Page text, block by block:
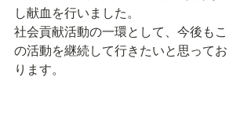
し献血を行いました。
社会貢献活動の一環として、今後もこ
の活動を継続して行きたいと思ってお
ります。